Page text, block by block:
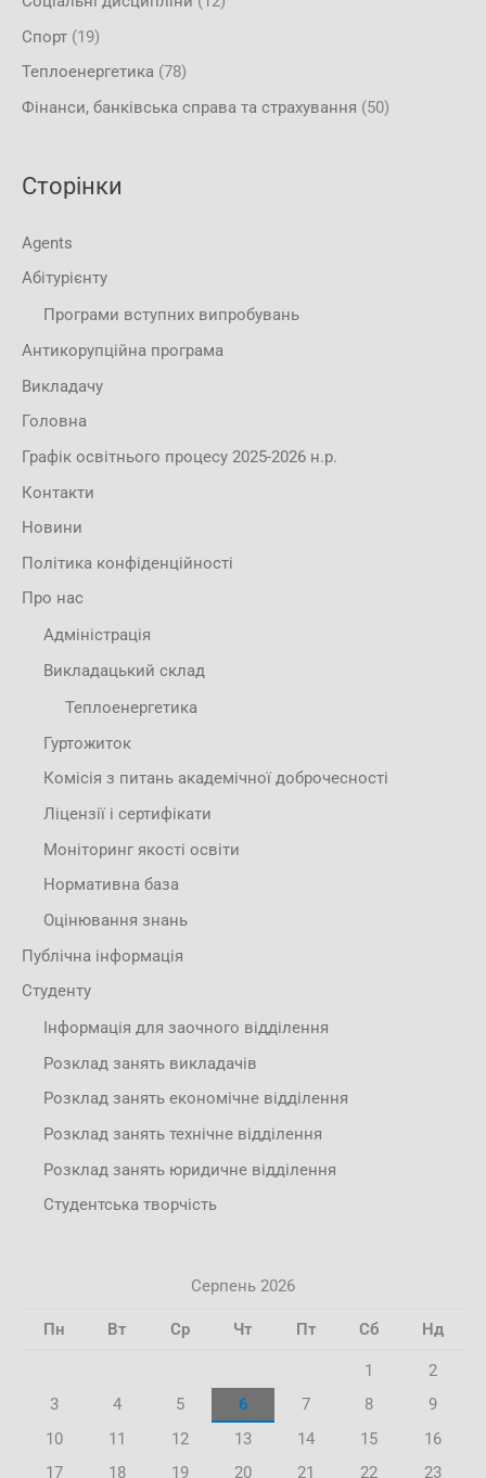
Спорт (19)
Теплоенергетика (78)
Фінанси, банківська справа та страхування (50)
Сторінки
Agents
Абітурієнту
Програми вступних випробувань
Антикорупційна програма
Викладачу
Головна
Графік освітнього процесу 2025-2026 н.р.
Контакти
Новини
Політика конфіденційності
Про нас
Адміністрація
Викладацький склад
Теплоенергетика
Гуртожиток
Комісія з питань академічної доброчесності
Ліцензії і сертифікати
Моніторинг якості освіти
Нормативна база
Оцінювання знань
Публічна інформація
Студенту
Інформація для заочного відділення
Розклад занять викладачів
Розклад занять економічне відділення
Розклад занять технічне відділення
Розклад занять юридичне відділення
Студентська творчість
Серпень 2026
Пн Вт Ср Чт Пт Сб Нд
1
2
3
4 5 6 7 8
9
10
11 12 13 14 15
16
17
18 19 20 21 22
23